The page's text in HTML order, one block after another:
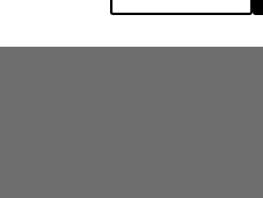
du 04/06/2024